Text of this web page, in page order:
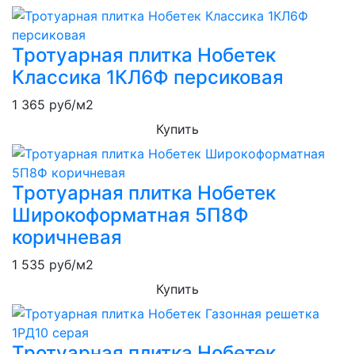
Тротуарная плитка Нобетек
Классика 1КЛ6Ф персиковая
1 365 руб/м2
Купить
Тротуарная плитка Нобетек
Широкоформатная 5П8Ф
коричневая
1 535 руб/м2
Купить